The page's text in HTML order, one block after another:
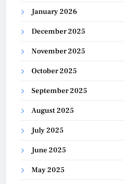
January 2026
December 2025
November 2025
October 2025
September 2025
August 2025
July 2025
June 2025
May 2025